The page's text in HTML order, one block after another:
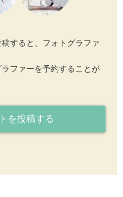
すると、フォトグラファ
ファーを予約することが
を投稿する